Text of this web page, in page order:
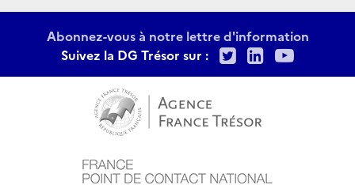
Abonnez-vous à notre lettre d'information
Suivez la DG Trésor sur :
TwitterLinkedIn